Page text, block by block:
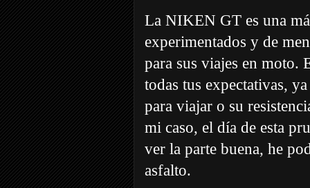
La NIKEN GT es una
experimentados y de
para sus viajes en moto.
todas tus expectativas,
para viajar o su
mi caso, el día de esta
ver la parte buena, he
asfalto.